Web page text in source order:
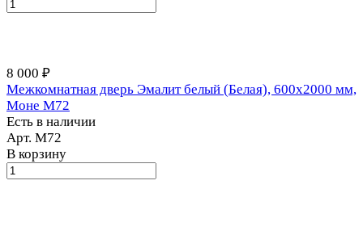
8 000 ₽
Межкомнатная дверь Эмалит белый (Белая), 600x2000 мм,
Моне M72
Есть в наличии
Арт. М72
В корзину